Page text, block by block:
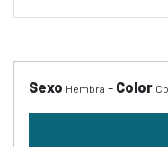
Sexo Hembra - Color